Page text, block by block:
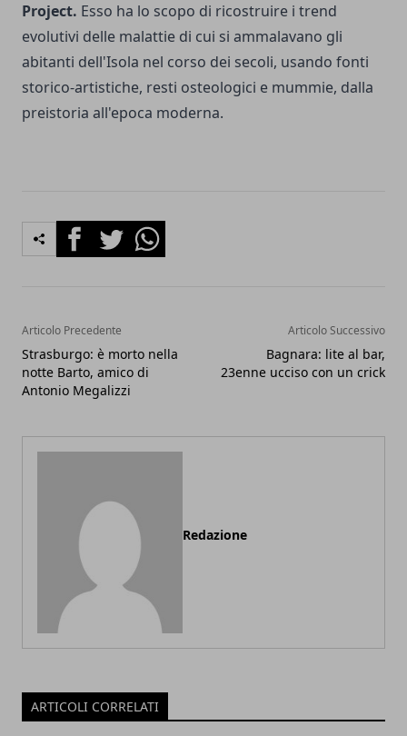
Project. Esso ha lo scopo di ricostruire i trend
evolutivi delle malattie di cui si ammalavano gli
abitanti dell'Isola nel corso dei secoli, usando fonti
storico-artistiche, resti osteologici e mummie, dalla
preistoria all'epoca moderna.
FacebookTwitterWhatsapp
Articolo Precedente
Strasburgo: è morto nella
notte Barto, amico di
Antonio Megalizzi
Articolo Successivo
Bagnara: lite al bar,
23enne ucciso con un crick
Redazione
ARTICOLI CORRELATI